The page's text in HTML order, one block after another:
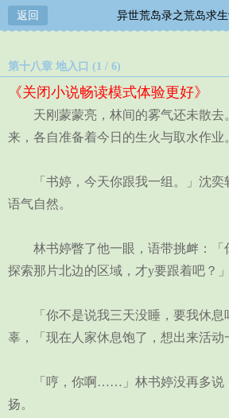
返回 异世荒岛录之荒岛求
第十八章 地入口 (1 / 6)
《关闭小说畅读模式体验更好》
天刚蒙蒙亮，林间的雾气还未散去
来，各自准备着今日的生火与取水作业
「书婷，今天你跟我一组。」沈奕
语气自然。
林书婷瞥了他一眼，语带挑衅：「
探索那片北边的区域，才y要跟着吧？」
「你不是说我三天没睡，要我休息
辜，「现在人家休息饱了，想出来活动
「哼，你啊……」林书婷没再多说
扬。